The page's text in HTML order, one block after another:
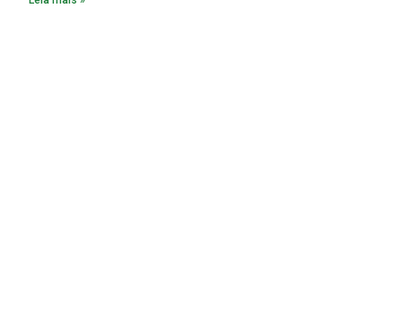
Brasil em parceria com a GO Associados.